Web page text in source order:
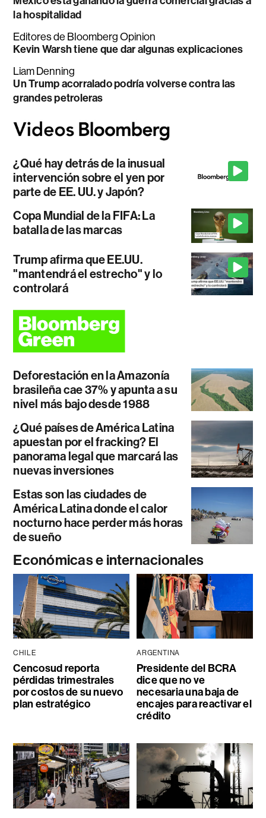
la hospitalidad
Editores de Bloomberg Opinion
Kevin Warsh tiene que dar algunas explicaciones
Liam Denning
Un Trump acorralado podría volverse contra las
grandes petroleras
¿Qué hay detrás de la inusual
intervención sobre el yen por
parte de EE. UU. y Japón?
Copa Mundial de la FIFA: La
batalla de las marcas
Trump afirma que EE.UU.
"mantendrá el estrecho" y lo
controlará
Deforestación en la Amazonía
brasileña cae 37% y apunta a su
nivel más bajo desde 1988
¿Qué países de América Latina
apuestan por el fracking? El
panorama legal que marcará las
nuevas inversiones
Estas son las ciudades de
América Latina donde el calor
nocturno hace perder más horas
de sueño
Económicas e internacionales
CHILE
Cencosud reporta
pérdidas trimestrales
por costos de su nuevo
plan estratégico
ARGENTINA
Presidente del BCRA
dice que no ve
necesaria una baja de
encajes para reactivar el
crédito